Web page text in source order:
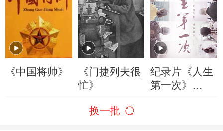
《中国将帅》
《门捷列夫很
忙》
纪录片《人生
第一次》
换一批